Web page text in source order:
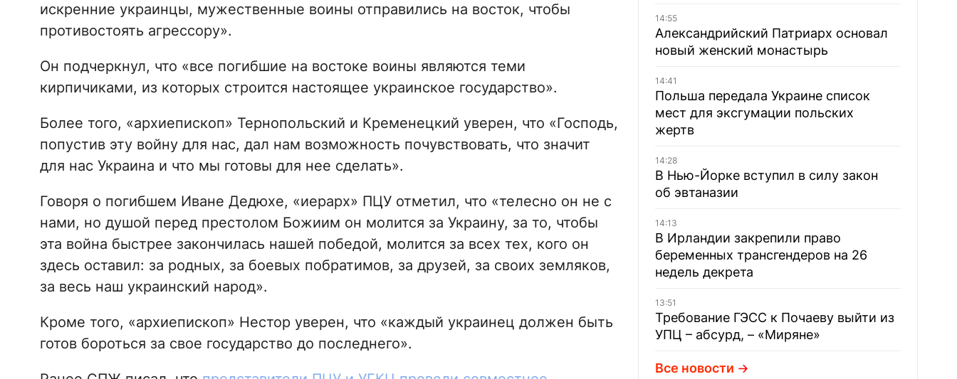
искренние украинцы, мужественные воины отправились на восток, чтобы
противостоять агрессору».
Он подчеркнул, что «все погибшие на востоке воины являются теми
кирпичиками, из которых строится настоящее украинское государство».
Более того, «архиепископ» Тернопольский и Кременецкий уверен, что «Господь,
попустив эту войну для нас, дал нам возможность почувствовать, что значит
для нас Украина и что мы готовы для нее сделать».
Говоря о погибшем Иване Дедюхе, «иерарх» ПЦУ отметил, что «телесно он не с
нами, но душой перед престолом Божиим он молится за Украину, за то, чтобы
эта война быстрее закончилась нашей победой, молится за всех тех, кого он
здесь оставил: за родных, за боевых побратимов, за друзей, за своих земляков,
за весь наш украинский народ».
Кроме того, «архиепископ» Нестор уверен, что «каждый украинец должен быть
готов бороться за свое государство до последнего».
14:55
Александрийский Патриарх основал
новый женский монастырь
14:41
Польша передала Украине список
мест для эксгумации польских
жертв
14:28
В Нью-Йорке вступил в силу закон
об эвтаназии
14:13
В Ирландии закрепили право
беременных трансгендеров на 26
недель декрета
13:51
Требование ГЭСС к Почаеву выйти из
УПЦ – абсурд, – «Миряне»
Все новости